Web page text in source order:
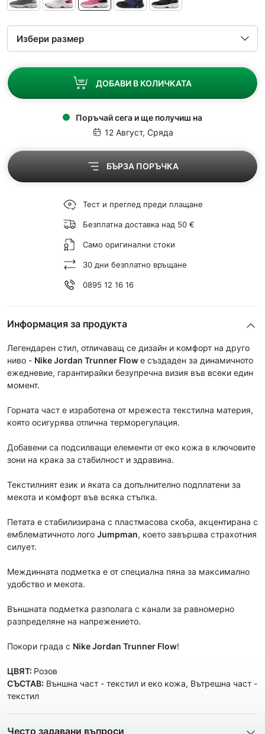
ДОБАВИ В КОЛИЧКАТА
Поръчай сега и ще получиш на
12 Август, Сряда
БЪРЗА ПОРЪЧКА
Тест и преглед преди плащане
Безплатна доставка над 50 €
Само оригинални стоки
30 дни безплатно връщане
0895 12 16 16
Информация за продукта
Легендарен стил, отличаващ се дизайн и комфорт на друго
ниво - Nike Jordan Trunner Flowе създаден за динамичното
ежедневие, гарантирайки безупречна визия във всеки един
момент.
Горната част е изработена от мрежеста текстилна материя,
която осигурява отлична терморегулация.
Добавени са подсилващи елементи от еко кожа в ключовите
зони на крака за стабилност и здравина.
Текстилният език и яката са допълнително подплатени за
мекота и комфорт във всяка стъпка.
Петата е стабилизирана с пластмасова скоба, акцентирана с
емблематичното лого Jumpman, което завършва страхотния
силует.
Междинната подметка е от специална пяна за максимално
удобство и мекота.
Външната подметка разполага с канали за равномерно
разпределяне на напрежението.
Покори града с Nike Jordan Trunner Flow!
ЦВЯТ: Розов
СЪСТАВ: Външна част - текстил и еко кожа, Вътрешна част -
текстил
Често задавани въпроси